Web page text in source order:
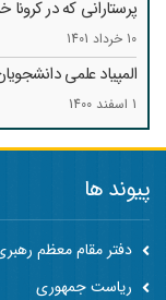
پرستارانی که در
10 خرداد 1401
المپیاد علمی
1 اسفند 1400
پیوند ها
دفتر مقام معظم
ریاست جمهوری